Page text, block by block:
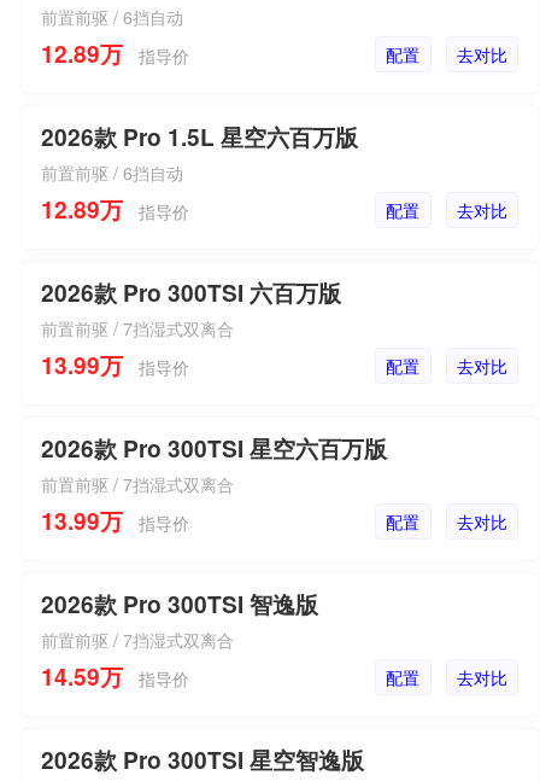
前置前驱 / 6挡自动
12.89万 指导价 去对比
配置
2026款 Pro 1.5L 星空六百万版
前置前驱 / 6挡自动
12.89万 指导价 去对比
配置
2026款 Pro 300TSI 六百万版
前置前驱 / 7挡湿式双离合
13.99万 指导价 去对比
配置
2026款 Pro 300TSI 星空六百万版
前置前驱 / 7挡湿式双离合
13.99万 指导价 去对比
配置
2026款 Pro 300TSI 智逸版
前置前驱 / 7挡湿式双离合
14.59万 指导价 去对比
配置
2026款 Pro 300TSI 星空智逸版